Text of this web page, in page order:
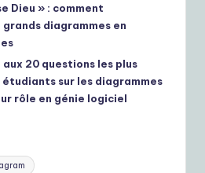
Dieu » : comment
diagrammes en
aux 20 questions les plus
sur les diagrammes
rôle en génie logiciel